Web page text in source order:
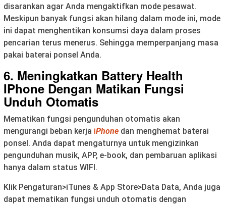
disarankan agar Anda mengaktifkan mode pesawat.
Meskipun banyak fungsi akan hilang dalam mode ini, mode
ini dapat menghentikan konsumsi daya dalam proses
pencarian terus menerus. Sehingga memperpanjang masa
pakai baterai ponsel Anda.
6. Meningkatkan Battery Health
IPhone Dengan Matikan Fungsi
Unduh Otomatis
Mematikan fungsi pengunduhan otomatis akan
mengurangi beban kerja iPhone dan menghemat baterai
ponsel. Anda dapat mengaturnya untuk mengizinkan
pengunduhan musik, APP, e-book, dan pembaruan aplikasi
hanya dalam status WIFI.
Klik Pengaturan>iTunes & App Store>Data Data, Anda juga
dapat mematikan fungsi unduh otomatis dengan